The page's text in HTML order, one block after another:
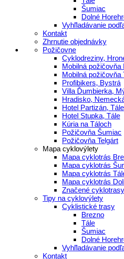
Šumiac
Dolné
Vyhľladávanie
Kontakt
Zhrnutie objednávky
Požičovne
Cyklodreziny,
Mobilná požičovňa
Mobilná požičovňa
Profibikers, Bystrá
Villa Ďumbierka,
Hradisko,
Hotel Partizán, Tále
Hotel Stupka, Tále
Kúria na Táloch
Požičovňa Šumiac
Požičovňa Telgárt
Mapa cyklovýlety
Mapa cyklotrás
Mapa cyklotrás
Mapa cyklotrás
Mapa cyklotrás
Značené cyklotrasy
Tipy na cyklovýlety
Cyklistické trasy
Brezno
Tále
Šumiac
Dolné
Vyhľladávanie
Kontakt